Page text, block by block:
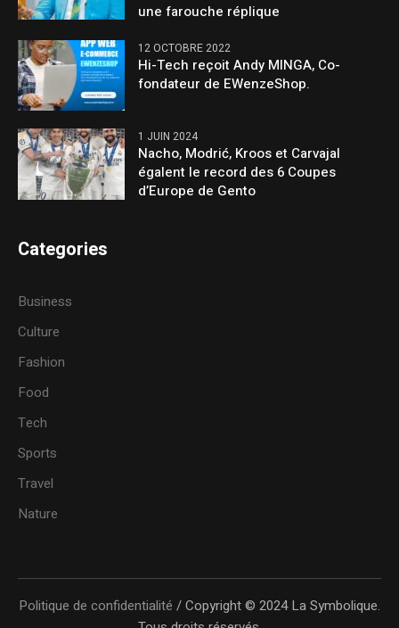
une farouche réplique
12 OCTOBRE 2022
Hi-Tech reçoit Andy MINGA, Co-
fondateur de EWenzeShop.
1 JUIN 2024
Nacho, Modrić, Kroos et Carvajal
égalent le record des 6 Coupes
d’Europe de Gento
Categories
Business
Culture
Fashion
Food
Tech
Sports
Travel
Nature
Politique de confidentialité / Copyright © 2024 La Symbolique.